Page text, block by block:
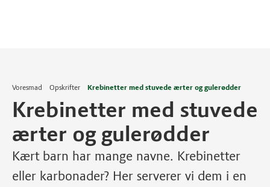
Voresmad Opskrifter Krebinetter med stuvede ærter og gulerødder
Krebinetter med stuvede
ærter og gulerødder
Kært barn har mange navne. Krebinetter
eller karbonader? Her serverer vi dem i en